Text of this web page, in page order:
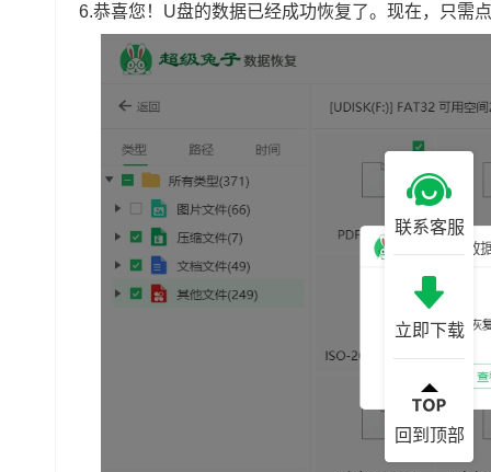
6.恭喜您！U盘的数据已经成功恢复了。现在，只需
联系客服
立即下载
回到顶部